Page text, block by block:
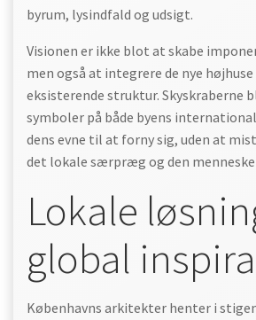
byrum, lysindfald og udsigt.
Visionen er ikke blot at skabe
men også at integrere de nye
eksisterende struktur. Skyskraberne
symboler på både byens
dens evne til at forny sig, uden at
det lokale særpræg og den
Lokale
global
Københavns arkitekter henter i